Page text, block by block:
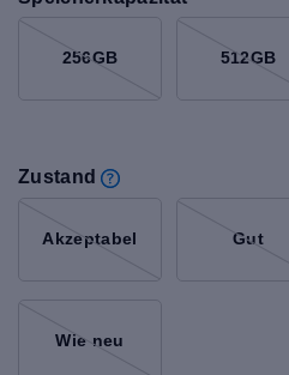
256GB 512GB
Zustand
Akzeptabel Gut
Wie neu